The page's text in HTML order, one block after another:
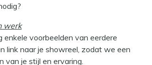
werk
enkele voorbeelden van eerdere
link naar je showreel, zodat we een
van je stijl en ervaring.